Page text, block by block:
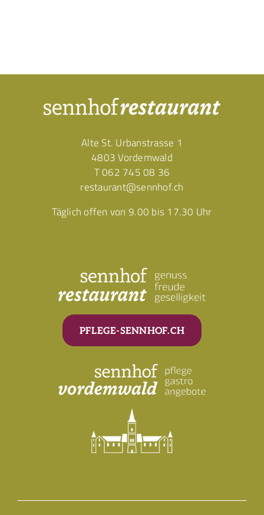
Alte St. Urbanstrasse 1
4803 Vordemwald
T062 745 08 36
restaurant@sennhof.ch
Täglich offen von 9.00 bis 17.30 Uhr
PFLEGE-SENNHOF.CH